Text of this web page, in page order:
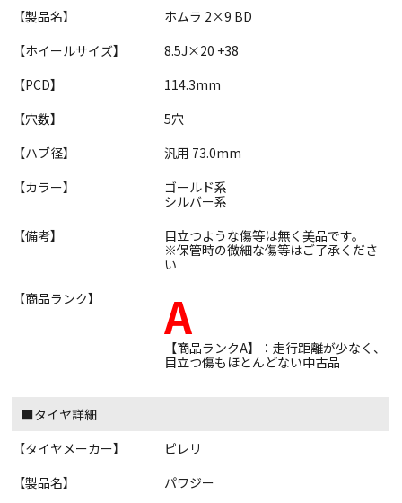
【製品名】
ホムラ 2×9 BD
【ホイールサイズ】
8.5J×20 +38
【PCD】
114.3mm
【穴数】
5穴
【ハブ径】
汎用 73.0mm
【カラー】
ゴールド系
シルバー系
【備考】
目立つような傷等は無く美品です。
※保管時の微細な傷等はご了承くださ
い
【商品ランク】
A
【商品ランクA】：走行距離が少なく、
目立つ傷もほとんどない中古品
■タイヤ詳細
【タイヤメーカー】
ピレリ
【製品名】
パワジー